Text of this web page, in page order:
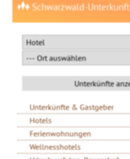
Schwarzwald-Unterkunft
Unterkünfte & Gastgeber
Hotels
Ferienwohnungen
Wellnesshotels